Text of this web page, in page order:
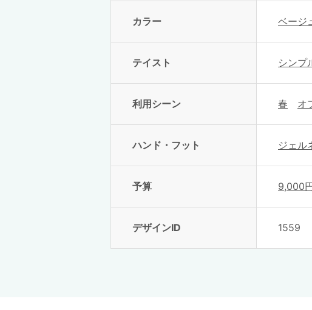
カラー ベージ
テイスト シンプ
利用シーン 春 オ
ハンド・フット ジェル
予算 9,000
デザインID 1559